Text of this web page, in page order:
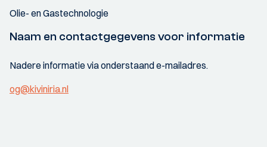
Olie- en Gastechnologie
Naam en contactgegevens voor informatie
Nadere informatie via onderstaand e-mailadres.
og@kiviniria.nl